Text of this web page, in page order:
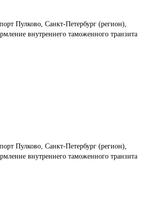
Пулково, Санкт-Петербург (регион),
внутреннего таможенного транзита
Пулково, Санкт-Петербург (регион),
внутреннего таможенного транзита